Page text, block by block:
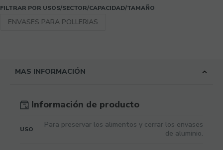
FILTRAR POR USOS/SECTOR/CAPACIDAD/TAMAÑO
ENVASES PARA POLLERIAS
MAS INFORMACIÓN
Información de producto
USO
Para preservar los alimentos y cerrar los envases
de aluminio.